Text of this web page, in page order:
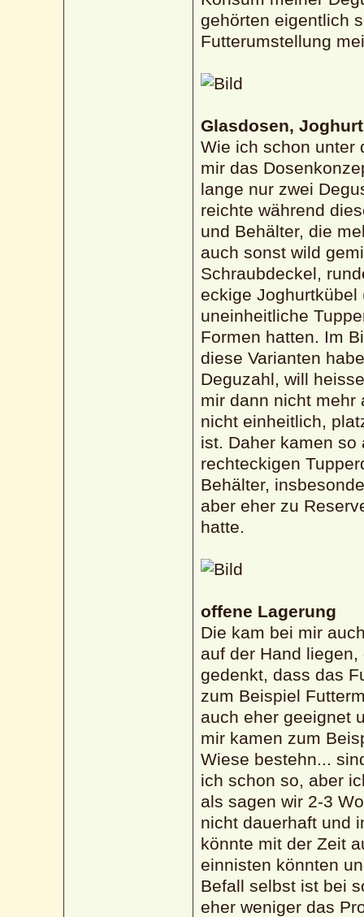
gehörten eigentlich
Futterumstellung
Glasdosen,
Wie ich schon unter
mir das
lange nur zwei
reichte während
und Behälter, die
auch sonst wild
Schraubdeckel,
eckige
uneinheitliche
Formen hatten. Im
diese Varianten
Deguzahl, will
mir dann nicht mehr
nicht einheitlich,
ist. Daher kamen
rechteckigen
Behälter,
aber eher zu
hatte.
offene Lagerung
Die kam bei mir
auf der Hand
gedenkt, dass das
zum Beispiel
auch eher geeignet
mir kamen zum
Wiese bestehn...
ich schon so, aber
als sagen wir 2-3
nicht dauerhaft und
könnte mit der Zeit
einnisten könnten
Befall selbst ist bei
eher weniger das